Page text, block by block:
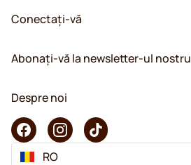
Conectați-vă
Abonați-vă la newsletter-ul nostru
Despre noi
RO